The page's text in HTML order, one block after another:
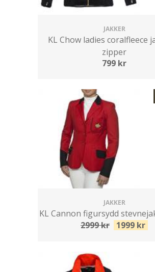
JAKKER
KL Chow ladies coralfleece
zipper
799 kr
JAKKER
KL Cannon figursydd
2999kr 1999 kr